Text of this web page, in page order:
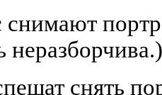
неразборчива.)
снять